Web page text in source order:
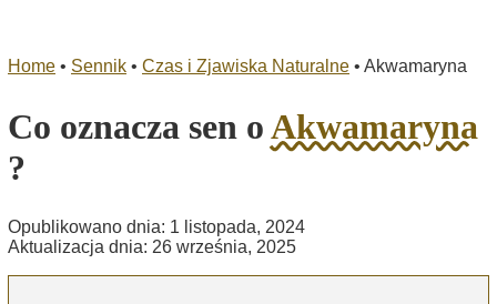
Home • Sennik • Czas i Zjawiska Naturalne • Akwamaryna
Co oznacza sen oAkwamaryna
?
Opublikowano dnia: 1 listopada, 2024
Aktualizacja dnia: 26 września, 2025